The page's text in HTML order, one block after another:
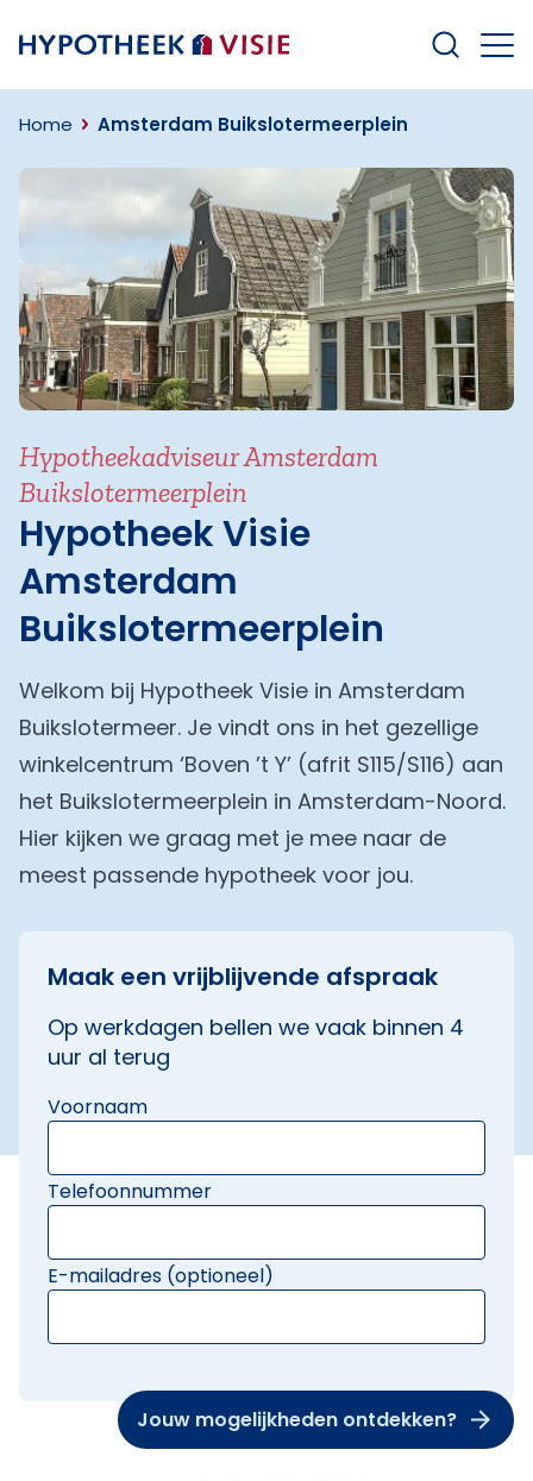
Terug naar home
Home Amsterdam Buikslotermeerplein
Hypotheekadviseur Amsterdam
Buikslotermeerplein
Hypotheek Visie
Amsterdam
Buikslotermeerplein
Welkom bij Hypotheek Visie in Amsterdam
Buikslotermeer. Je vindt ons in het gezellige
winkelcentrum ‘Boven ’t Y’ (afrit S115/S116) aan
het Buikslotermeerplein in Amsterdam-Noord.
Hier kijken we graag met je mee naar de
meest passende hypotheek voor jou.
Maak een vrijblijvende afspraak
Op werkdagen bellen we vaak binnen 4
uur al terug
Voornaam
Telefoonnummer
E-mailadres (optioneel)
Jouw mogelijkheden ontdekken?